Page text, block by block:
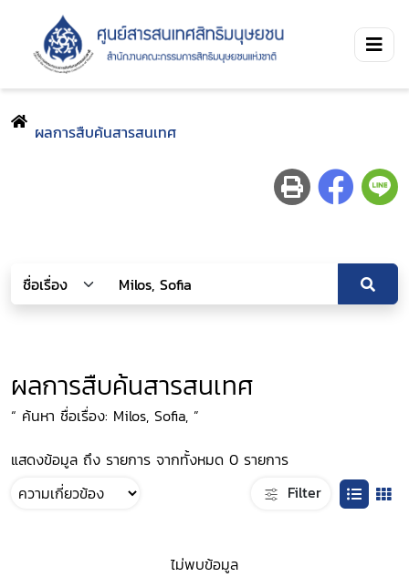
ผลการสืบค้นสารสนเทศ
ผลการสืบค้นสารสนเทศ
“ ค้นหา ชื่อเรื่อง: Milos, Sofia, ”
แสดงข้อมูล ถึง รายการ จากทั้งหมด 0 รายการ
Filter
ไม่พบข้อมูล